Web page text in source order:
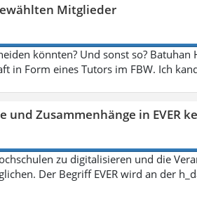
Mitglieder
könnten? Und sonst so?
in Form eines Tutors im FBW. Ich
und Zusammenhänge in EVER
zu digitalisieren und die
Der Begriff EVER wird an der